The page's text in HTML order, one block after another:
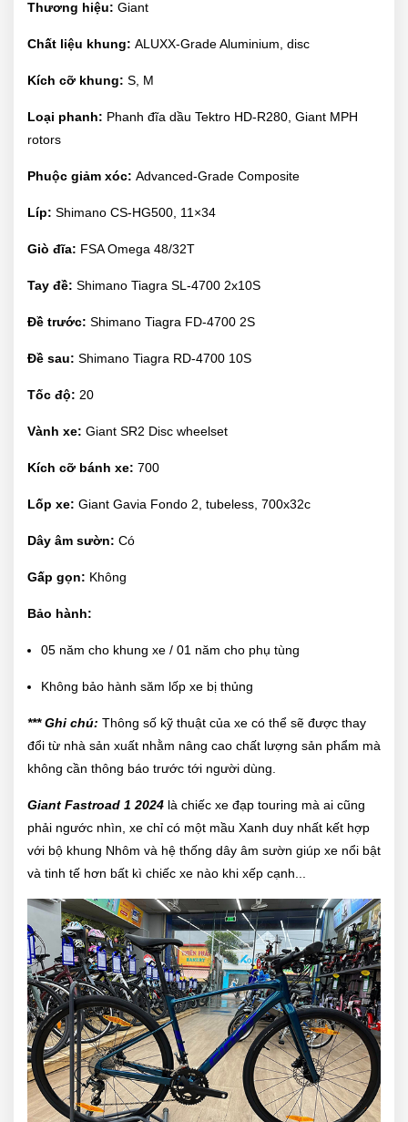
Thương hiệu: Giant
Chất liệu khung: ALUXX-Grade Aluminium, disc
Kích cỡ khung: S, M
Loại phanh: Phanh đĩa dầu Tektro HD-R280, Giant MPH
rotors
Phuộc giảm xóc: Advanced-Grade Composite
Líp: Shimano CS-HG500, 11×34
Giò đĩa: FSA Omega 48/32T
Tay đề: Shimano Tiagra SL-4700 2x10S
Đề trước: Shimano Tiagra FD-4700 2S
Đề sau: Shimano Tiagra RD-4700 10S
Tốc độ: 20
Vành xe: Giant SR2 Disc wheelset
Kích cỡ bánh xe: 700
Lốp xe: Giant Gavia Fondo 2, tubeless, 700x32c
Dây âm sườn: Có
Gấp gọn: Không
Bảo hành:
05 năm cho khung xe / 01 năm cho phụ tùng
Không bảo hành săm lốp xe bị thủng
*** Ghi chú: Thông số kỹ thuật của xe có thể sẽ được thay
đổi từ nhà sản xuất nhằm nâng cao chất lượng sản phẩm mà
không cần thông báo trước tới người dùng.
Giant Fastroad 1 2024 là chiếc xe đạp touring mà ai cũng
phải ngước nhìn, xe chỉ có một mầu Xanh duy nhất kết hợp
với bộ khung Nhôm và hệ thống dây âm sườn giúp xe nổi bật
và tinh tế hơn bất kì chiếc xe nào khi xếp cạnh...